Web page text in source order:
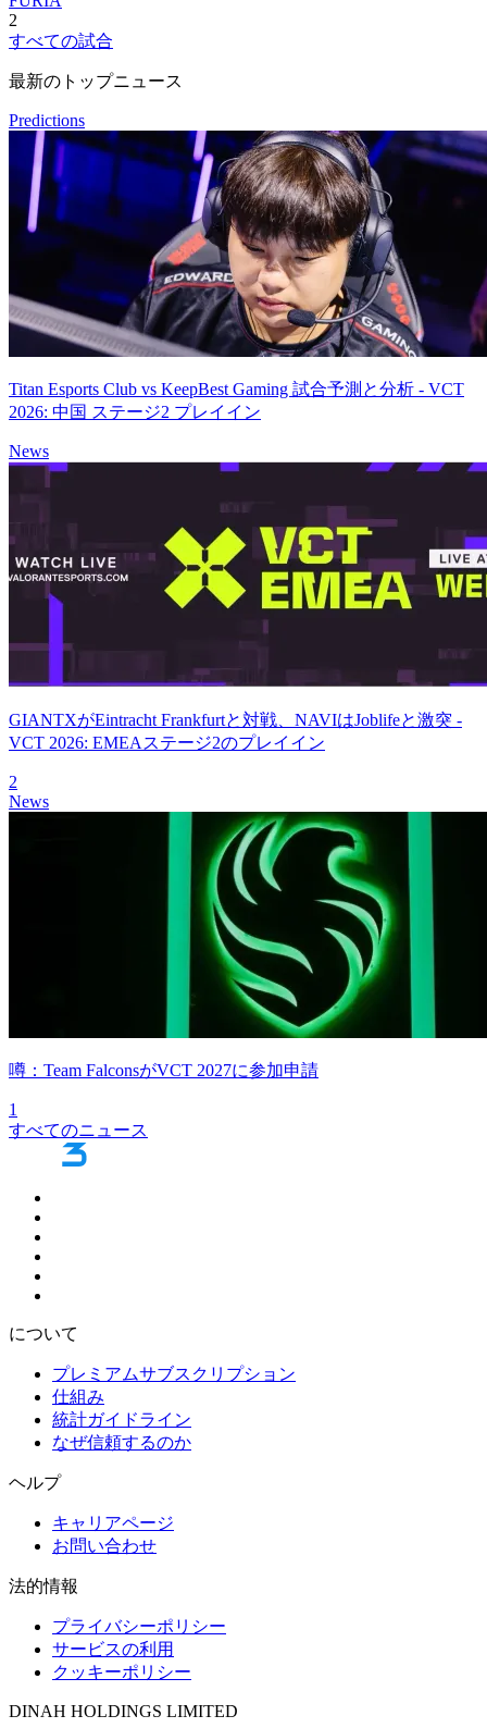
2
すべての試合
最新のトップニュース
Predictions
Titan Esports Club vs KeepBest Gaming 試合予測と分析 - VCT
2026: 中国 ステージ2 プレイイン
News
GIANTXがEintracht Frankfurtと対戦、NAVIはJoblifeと激突 -
VCT 2026: EMEAステージ2のプレイイン
2
News
噂：Team FalconsがVCT 2027に参加申請
1
すべてのニュース
について
プレミアムサブスクリプション
仕組み
統計ガイドライン
なぜ信頼するのか
ヘルプ
キャリアページ
お問い合わせ
法的情報
プライバシーポリシー
サービスの利用
クッキーポリシー
DINAH HOLDINGS LIMITED